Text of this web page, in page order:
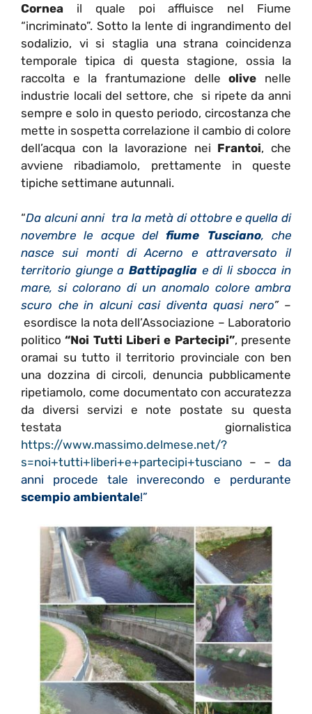
Cornea il quale poi affluisce nel Fiume
“incriminato”. Sotto la lente di ingrandimento del
sodalizio, vi si staglia una strana coincidenza
temporale tipica di questa stagione, ossia la
raccolta e la frantumazione delleolive nelle
industrie locali del settore, che si ripete da anni
sempre e solo in questo periodo, circostanza che
mette in sospetta correlazione il cambio di colore
dell’acqua con la lavorazione nei Frantoi, che
avviene ribadiamolo, prettamente in queste
tipiche settimane autunnali.
“Da alcuni anni tra la metà di ottobre e quella di
novembre le acque delfiume Tusciano, che
nasce sui monti di Acerno e attraversato il
territorio giunge a Battipagliae di li sbocca in
mare, si colorano di un anomalo colore ambra
scuro che in alcuni casi diventa quasi nero” –
esordisce la nota dell’Associazione – Laboratorio
politico“Noi Tutti Liberi e Partecipi”, presente
oramai su tutto il territorio provinciale con ben
una dozzina di circoli, denuncia pubblicamente
ripetiamolo, come documentato con accuratezza
da diversi servizi e note postate su questa
testata giornalistica
https://www.massimo.delmese.net/?
s=noi+tutti+liberi+e+partecipi+tusciano – – da
anni procede tale inverecondo e perdurante
scempio ambientale!”